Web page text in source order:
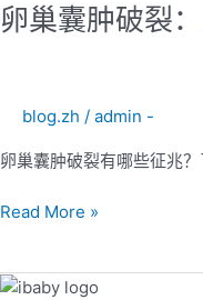
卵巢囊肿破裂
blog.zh / admin -
卵巢囊肿破裂有哪些征兆
囊
肿
竟
有
多
Read More »